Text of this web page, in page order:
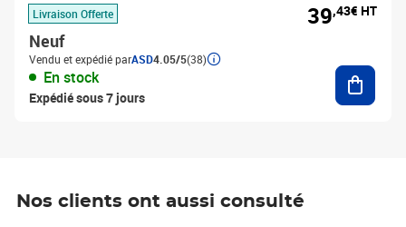
Livraison Offerte
Neuf
Vendu et expédié parASD4.05/5(38)
En stock
Expédié sous 7 jours
39,43€ HT
Nos clients ont aussi consulté